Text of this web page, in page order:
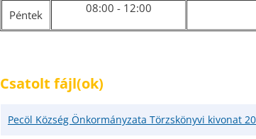
Péntek 08:00 - 12:00
Csatolt fájl(ok)
Pecöl Község Önkormányzata Törzskönyvi kivonat